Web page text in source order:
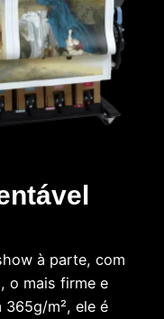
à parte, com
o mais firme e
m², ele é